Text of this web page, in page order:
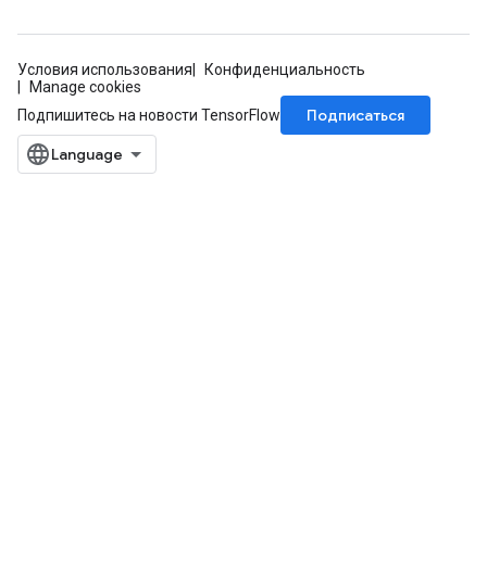
Условия использования
Конфиденциальность
Manage cookies
Подпишитесь на новости TensorFlow
Подписаться